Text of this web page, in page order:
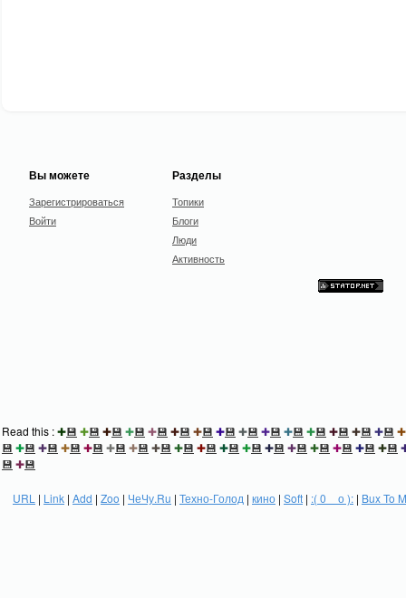
Вы можете
Зарегистрироваться
Войти
Разделы
Топики
Блоги
Люди
Активность
Read this :✚💾 ✚💾 ✚💾 ✚💾 ✚💾 ✚💾 ✚💾 ✚💾 ✚💾 ✚💾 ✚💾 ✚💾 ✚💾 ✚💾 ✚💾 ✚
💾 ✚💾 ✚💾 ✚💾 ✚💾 ✚💾 ✚💾 ✚💾 ✚💾 ✚💾 ✚💾 ✚💾 ✚💾 ✚💾 ✚💾 ✚💾 ✚💾 ✚💾
💾 ✚💾
URL | Link | Add | Zoo | ЧеЧу.Ru | Техно-Голод | кино | Soft | :( 0 _ о ): | Bux To